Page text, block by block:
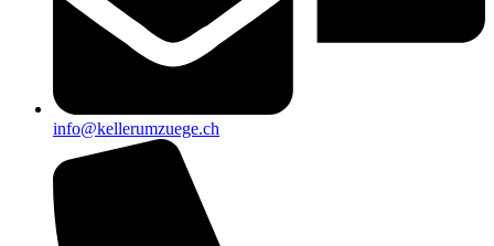
info@kellerumzuege.ch